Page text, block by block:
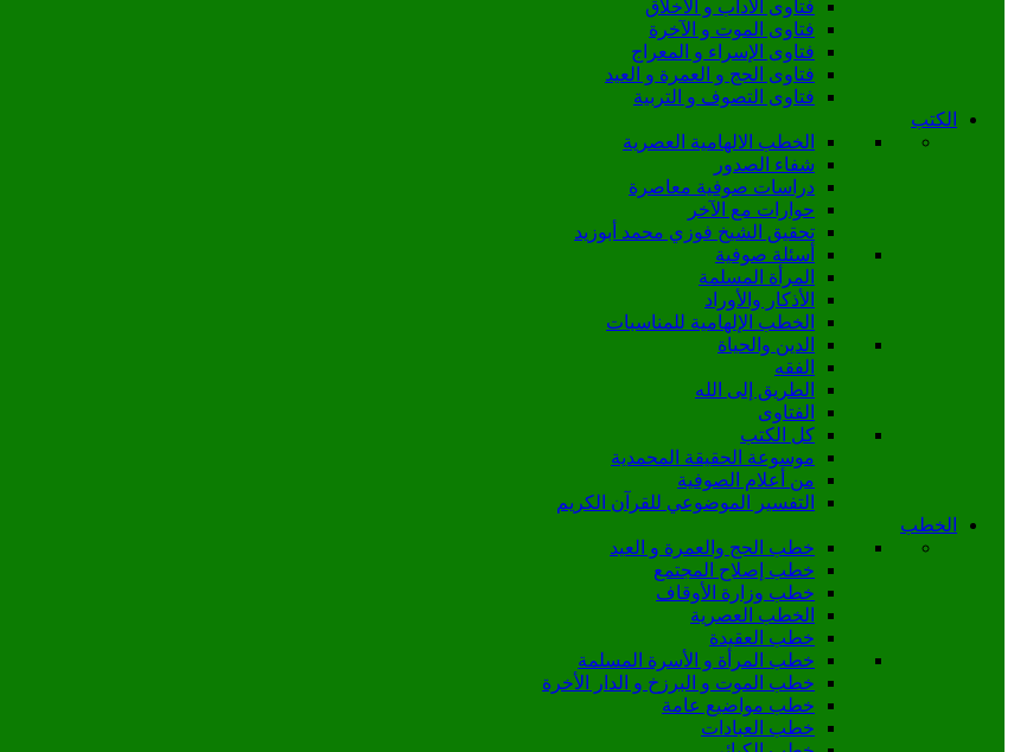
فتاوى الآداب و الأخلاق
فتاوى الموت و الآخرة
فتاوى الإسراء و المعراج
فتاوى الحج و العمرة و العيد
فتاوى التصوف و التربية
الكتب
الخطب الالهامية العصرية
شفاء الصدور
دراسات صوفية معاصرة
حوارات مع الآخر
تحقيق الشيخ فوزي محمد أبوزيد
أسئلة صوفية
المرأة المسلمة
الأذكار والأوراد
الخطب الإلهامية للمناسبات
الدين والحياة
الفقه
الطريق إلى الله
الفتاوى
كل الكتب
موسوعة الحقيقة المحمدية
من أعلام الصوفية
التفسير الموضوعي للقرآن الكريم
الخطب
خطب الحج والعمرة و العيد
خطب إصلاح المجتمع
خطب وزارة الأوقاف
الخطب العصرية
خطب العقيدة
خطب المرأة و الأسرة المسلمة
خطب الموت و البرزخ و الدار الأخرة
خطب مواضيع عامة
خطب العبادات